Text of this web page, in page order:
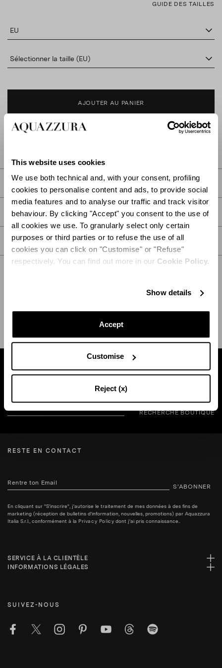
This website uses cookies
We use both technical and, with your consent, profiling
cookies to personalise content and ads, to provide social
media features and to analyse our traffic and track visitor
behaviour. By clicking "Accept" you consent to the use of
all cookies we use. To granularly select only certain
purposes or third parties or to refuse the use of all
cookies you can click on "Customise" or "Refuse"
respectively. You can find out more in our Cookie Policy.
Show details
Accept
Customise
Reject (x)
GUIDE DES TAILLES
EU
Sélectionner la taille (EU)
AJOUTER AU PANIER
DESCRIPTION
DÉTAIL
SOIN
Trouvez une boutique près de chez vous
RECHERCHE BOUTIQUE
RESTE EN CONTACT
S’ABONNER
En cliquant sur "S'inscrire", j'autorise le traitement de mes données à des fins de
marketing (réception de bulletins d'information, nouvelles, promotions) par Aquazzura
Italia S.r.l., conformément à la Privacy Policy dont j'ai pris connaissance..
SERVICE À LA CLIENTÈLE
INFORMATIONS LÉGALES
SUIVEZ-NOUS